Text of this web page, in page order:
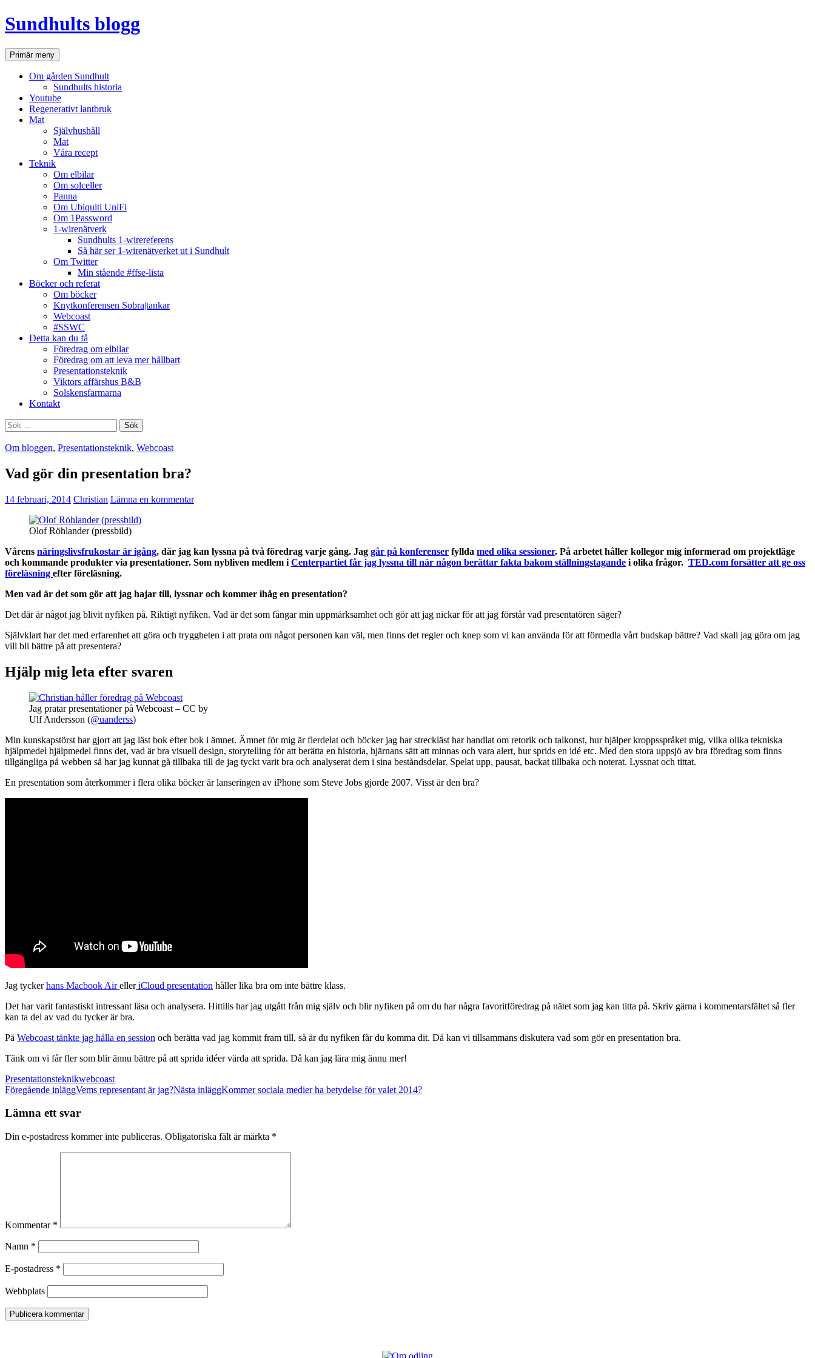
Hoppa
till
Sundhults blogg
SökPrimär meny
Om gården Sundhult
Sundhults historia
Youtube
Regenerativt lantbruk
Mat
Självhushåll
Mat
Våra recept
Teknik
Om elbilar
Om solceller
Panna
Om Ubiquiti UniFi
Om 1Password
1-wirenätverk
Sundhults 1-wirereferens
Så här ser 1-wirenätverket ut i Sundhult
Om Twitter
Min stående #ffse-lista
Böcker och referat
Om böcker
Knytkonferensen Sobra|tankar
Webcoast
#SSWC
Detta kan du få
Föredrag om elbilar
Föredrag om att leva mer hållbart
Presentationsteknik
Viktors affärshus B&B
Solskensfarmarna
Kontakt
Sök
efter:
Om bloggen, Presentationsteknik, Webcoast
Vad gör din presentation bra?
14 februari, 2014 Christian Lämna en kommentar
Olof Röhlander (pressbild)
Vårens näringslivsfrukostar är igång, där jag kan lyssna på två föredrag varje gång. Jag går på konferenser fyllda med olika sessioner. På arbetet håller kollegor mig informerad om projektläge
och kommande produkter via presentationer. Som nybliven medlem i Centerpartiet får jag lyssna till när någon berättar fakta bakom ställningstagande i olika frågor. TED.com forsätter att ge oss
föreläsning efter föreläsning.
Men vad är det som gör att jag hajar till, lyssnar och kommer ihåg en presentation?
Det där är något jag blivit nyfiken på. Riktigt nyfiken. Vad är det som fångar min uppmärksamhet och gör att jag nickar för att jag förstår vad presentatören säger?
Självklart har det med erfarenhet att göra och tryggheten i att prata om något personen kan väl, men finns det regler och knep som vi kan använda för att förmedla vårt budskap bättre? Vad skall jag göra om jag
vill bli bättre på att presentera?
Hjälp mig leta efter svaren
Jag pratar presentationer på Webcoast – CC by
Ulf Andersson (@uanderss)
Min kunskapstörst har gjort att jag läst bok efter bok i ämnet. Ämnet för mig är flerdelat och böcker jag har streckläst har handlat om retorik och talkonst, hur hjälper kroppsspråket mig, vilka olika tekniska
hjälpmedel hjälpmedel finns det, vad är bra visuell design, storytelling för att berätta en historia, hjärnans sätt att minnas och vara alert, hur sprids en idé etc. Med den stora uppsjö av bra föredrag som finns
tillgängliga på webben så har jag kunnat gå tillbaka till de jag tyckt varit bra och analyserat dem i sina beståndsdelar. Spelat upp, pausat, backat tillbaka och noterat. Lyssnat och tittat.
En presentation som återkommer i flera olika böcker är lanseringen av iPhone som Steve Jobs gjorde 2007. Visst är den bra?
Jag tyckerhans Macbook AirelleriCloud presentation håller lika bra om inte bättre klass.
Det har varit fantastiskt intressant läsa och analysera. Hittills har jag utgått från mig själv och blir nyfiken på om du har några favoritföredrag på nätet som jag kan titta på. Skriv gärna i kommentarsfältet så fler
kan ta del av vad du tycker är bra.
På Webcoast tänkte jag hålla en session och berätta vad jag kommit fram till, så är du nyfiken får du komma dit. Då kan vi tillsammans diskutera vad som gör en presentation bra.
Tänk om vi får fler som blir ännu bättre på att sprida idéer värda att sprida. Då kan jag lära mig ännu mer!
Presentationsteknikwebcoast
Inläggsnavigering
Föregående inläggVems representant är jag?Nästa inläggKommer sociala medier ha betydelse för valet 2014?
Lämna ett svar
Din e-postadress kommer inte publiceras. Obligatoriska fält är märkta *
Kommentar *
Namn *
E-postadress *
Webbplats